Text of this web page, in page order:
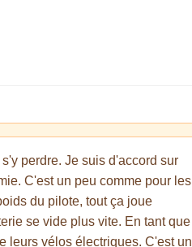
perdre. Je suis d'accord sur
C'est un peu comme pour les
du pilote, tout ça joue
se vide plus vite. En tant que
leurs vélos électriques. C'est un